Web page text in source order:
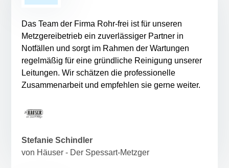
Das Team der Firma Rohr-frei ist für unseren
Metzgereibetrieb ein zuverlässiger Partner in
Notfällen und sorgt im Rahmen der Wartungen
regelmäßig für eine gründliche Reinigung unserer
Leitungen. Wir schätzen die professionelle
Zusammenarbeit und empfehlen sie gerne weiter.
Stefanie Schindler
von Häuser - Der Spessart-Metzger